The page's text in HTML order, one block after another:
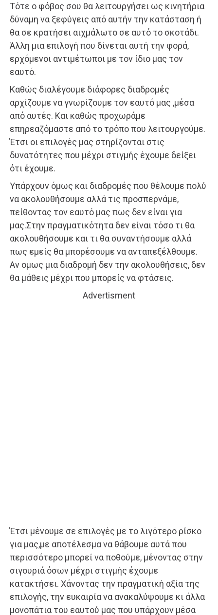
Τότε ο φόβος σου θα λειτουργήσει ως κινητήρια
δύναμη να ξεφύγεις από αυτήν την κατάσταση ή
θα σε κρατήσει αιχμάλωτο σε αυτό το σκοτάδι.
Άλλη μια επιλογή που δίνεται αυτή την φορά,
ερχόμενοι αντιμέτωποι με τον ίδιο μας τον
εαυτό.
Καθώς διαλέγουμε διάφορες διαδρομές
αρχίζουμε να γνωρίζουμε τον εαυτό μας ,μέσα
από αυτές. Και καθώς προχωράμε
επηρεαζόμαστε από το τρόπο που λειτουργούμε.
Έτσι οι επιλογές μας στηρίζονται στις
δυνατότητες που μέχρι στιγμής έχουμε δείξει
ότι έχουμε.
Υπάρχουν όμως και διαδρομές που θέλουμε πολύ
να ακολουθήσουμε αλλά τις προσπερνάμε,
πείθοντας τον εαυτό μας πως δεν είναι για
μας.Στην πραγματικότητα δεν είναι τόσο τι θα
ακολουθήσουμε και τι θα συναντήσουμε αλλά
πως εμείς θα μπορέσουμε να ανταπεξέλθουμε.
Αν ομως μια διαδρομή δεν την ακολουθήσεις, δεν
θα μάθεις μέχρι που μπορείς να φτάσεις.
Advertisment
Έτσι μένουμε σε επιλογές με το λιγότερο ρίσκο
για μας,με αποτέλεσμα να θάβουμε αυτά που
περισσότερο μπορεί να ποθούμε, μένοντας στην
σιγουριά όσων μέχρι στιγμής έχουμε
κατακτήσει. Χάνοντας την πραγματική αξία της
επιλογής, την ευκαιρία να ανακαλύψουμε κι άλλα
μονοπάτια του εαυτού μας που υπάρχουν μέσα